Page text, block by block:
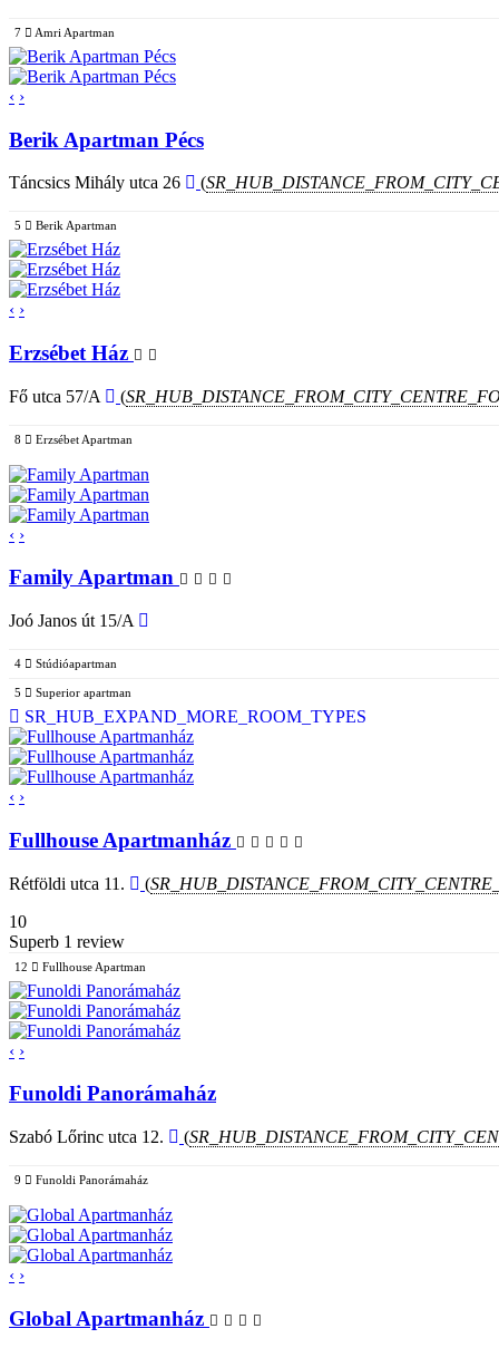
7 Amri Apartman
‹ ›
Berik Apartman Pécs
Táncsics Mihály utca 26 (
5 Berik Apartman
‹ ›
Erzsébet Ház
Fő utca 57/A (
8 Erzsébet Apartman
‹ ›
Family Apartman
Joó Janos út 15/A
4 Stúdióapartman
5 Superior apartman
SR_HUB_EXPAND_MORE_ROOM_TYPES
‹ ›
Fullhouse Apartmanház
Rétföldi utca 11. (
10
Superb 1 review
12 Fullhouse Apartman
‹ ›
Funoldi Panorámaház
Szabó Lőrinc utca 12. (
9 Funoldi Panorámaház
‹ ›
Global Apartmanház